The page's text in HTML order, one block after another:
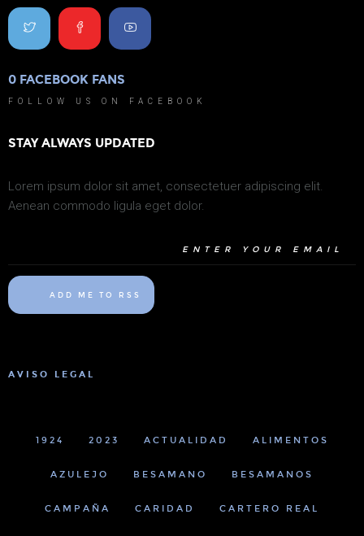
0 FACEBOOK FANS
FOLLOW US ON FACEBOOK
STAY ALWAYS UPDATED
Lorem ipsum dolor sit amet, consectetuer adipiscing elit.
Aenean commodo ligula eget dolor.
ADD ME TO RSS
AVISO LEGAL
1924 2023 ACTUALIDAD ALIMENTOS
AZULEJO BESAMANO BESAMANOS
CAMPAÑA CARIDAD CARTERO REAL